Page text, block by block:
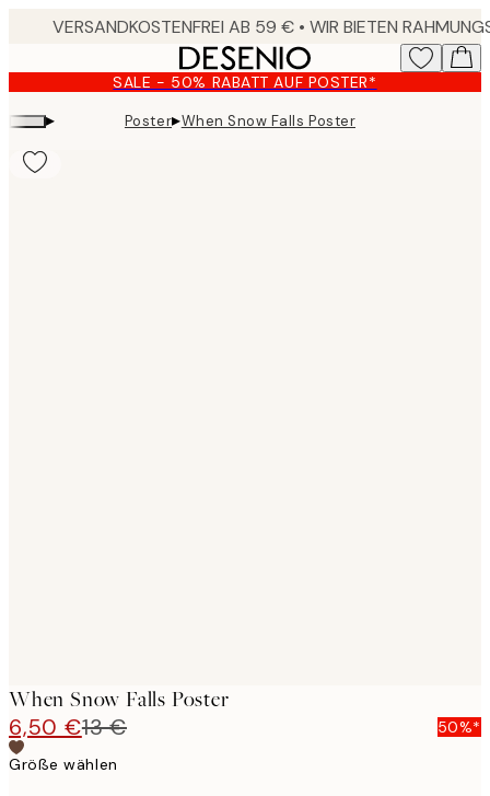
content.
SALE - 50% RABATT AUF POSTER*
▸ Poster▸When Snow Falls Poster
When Snow Falls Poster
6,50 €13 €
50%*
Größe wählen